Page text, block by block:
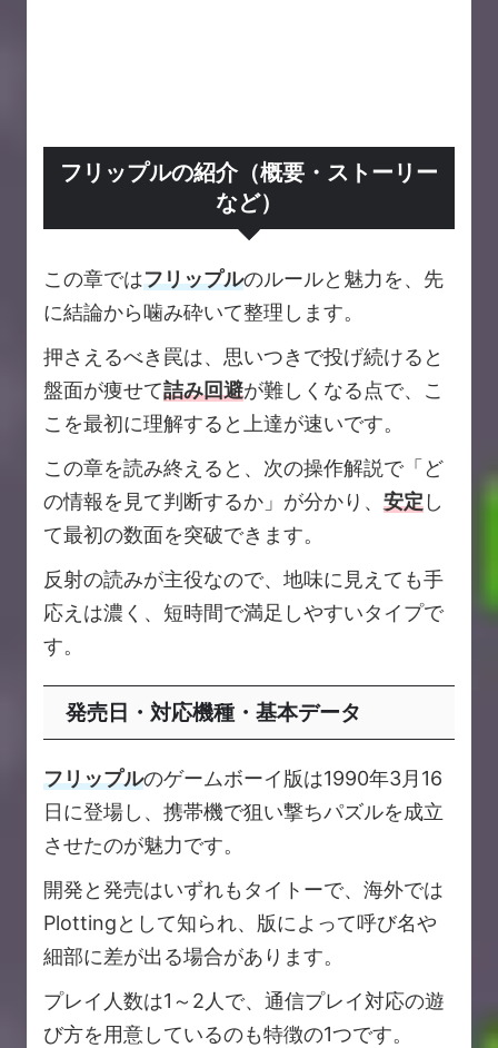
フリップルの紹介（概要・ストーリー
など）
この章ではフリップルのルールと魅力を、先
に結論から噛み砕いて整理します。
押さえるべき罠は、思いつきで投げ続けると
盤面が痩せて詰み回避が難しくなる点で、こ
こを最初に理解すると上達が速いです。
この章を読み終えると、次の操作解説で「ど
の情報を見て判断するか」が分かり、 安定し
て最初の数面を突破できます。
反射の読みが主役なので、地味に見えても手
応えは濃く、短時間で満足しやすいタイプで
す。
発売日・対応機種・基本データ
フリップルのゲームボーイ版は1990年3月16
日に登場し、携帯機で狙い撃ちパズルを成立
させたのが魅力です。
開発と発売はいずれもタイトーで、海外では
Plottingとして知られ、版によって呼び名や
細部に差が出る場合があります。
プレイ人数は1～2人で、通信プレイ対応の遊
び方を用意しているのも特徴の1つです。